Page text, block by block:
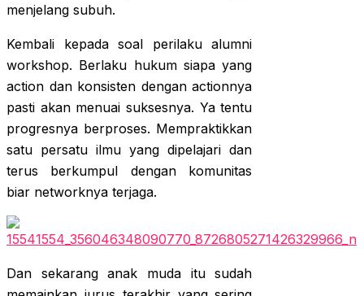
menjelang subuh.
Kembali kepada soal perilaku alumni
workshop. Berlaku hukum siapa yang
action dan konsisten dengan actionnya
pasti akan menuai suksesnya. Ya tentu
progresnya berproses. Mempraktikkan
satu persatu ilmu yang dipelajari dan
terus berkumpul dengan komunitas
biar networknya terjaga.
Dan sekarang anak muda itu sudah